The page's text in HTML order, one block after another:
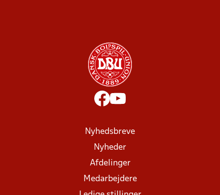
Nyhedsbreve
Nyheder
Afdelinger
Medarbejdere